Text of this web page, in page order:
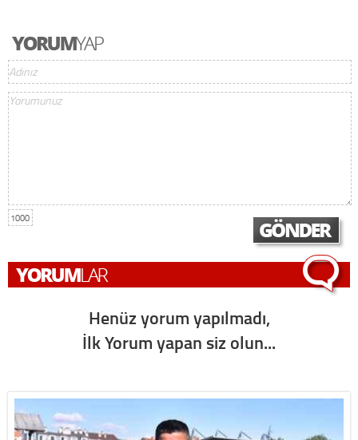
1000
Henüz yorum yapılmadı,
İlk Yorum yapan siz olun...